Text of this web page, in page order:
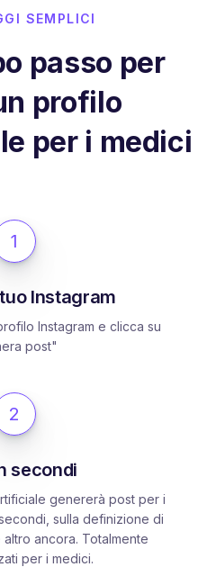
SEMPLICI
passo per
profilo
per i medici
1
Instagram
Instagram e clicca su
post"
2
secondi
genererà post per i
sulla definizione di
ancora. Totalmente
per i medici.